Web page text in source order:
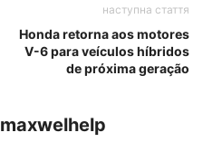
наступна стаття
Honda retorna aos motores
V-6 para veículos híbridos
de próxima geração
maxwelhelp